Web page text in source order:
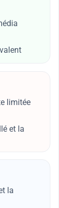
limitée
et la
la